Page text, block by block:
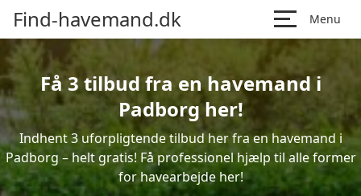
Find-havemand.dk Menu
Få 3 tilbud fra en havemand i
Padborg her!
Indhent 3 uforpligtende tilbud her fra en havemand i
Padborg – helt gratis! Få professionel hjælp til alle former
for havearbejde her!